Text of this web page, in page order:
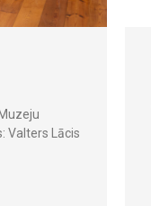
Valters Lācis